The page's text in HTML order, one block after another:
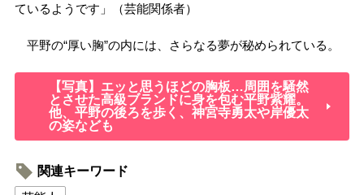
ているようです」（芸能関係者）
平野の“厚い胸”の内には、さらなる夢が秘められている。
【写真】エッと思うほどの胸板…周囲を騒然
とさせた高級ブランドに身を包む平野紫耀。
他、平野の後ろを歩く、神宮寺勇太や岸優太
の姿なども
関連キーワード